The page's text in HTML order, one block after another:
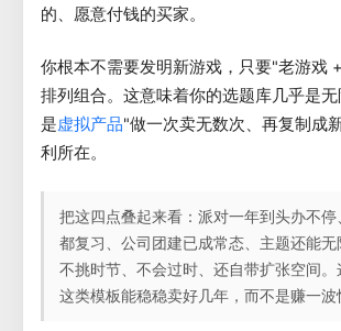
的、愿意付钱的买家。
你根本不需要发明新游戏，只要"老游戏
排列组合。这意味着你的选题库几乎是
是虚拟产品"做一次卖无数次、再复制成
利所在。
把这四点叠起来看：派对一年到头办不停
都复习、公司团建已成常态、主题还能
不挑时节、不会过时、还自带扩张空间。
这类模板能稳稳卖好几年，而不是赚一波